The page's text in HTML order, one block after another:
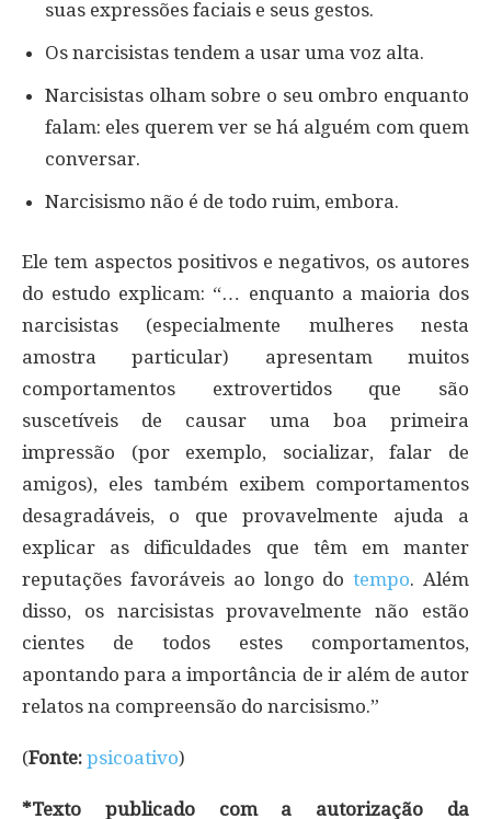
suas expressões faciais e seus gestos.
Os narcisistas tendem a usar uma voz alta.
Narcisistas olham sobre o seu ombro enquanto
falam: eles querem ver se há alguém com quem
conversar.
Narcisismo não é de todo ruim, embora.
Ele tem aspectos positivos e negativos, os autores
do estudo explicam: “… enquanto a maioria dos
narcisistas (especialmente mulheres nesta
amostra particular) apresentam muitos
comportamentos extrovertidos que são
suscetíveis de causar uma boa primeira
impressão (por exemplo, socializar, falar de
amigos), eles também exibem comportamentos
desagradáveis, o que provavelmente ajuda a
explicar as dificuldades que têm em manter
reputações favoráveis ​​ao longo dotempo. Além
disso, os narcisistas provavelmente não estão
cientes de todos estes comportamentos,
apontando para a importância de ir além de autor
relatos na compreensão do narcisismo.”
(Fonte: psicoativo)
*Texto publicado com a autorização da